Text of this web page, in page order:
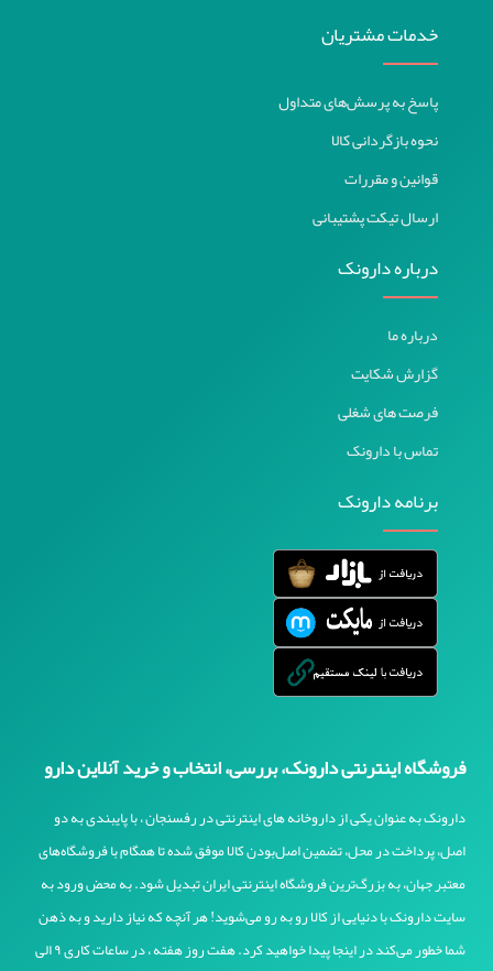
خدمات مشتریان
پاسخ به پرسش‌های متداول
نحوه بازگردانی کالا
قوانین و مقررات
ارسال تیکت پشتیبانی
درباره دارونک
درباره ما
گزارش شکایت
فرصت های شغلی
تماس با دارونک
برنامه دارونک
فروشگاه اینترنتی دارونک، بررسی، انتخاب و خرید آنلاین دارو
دارونک به عنوان یکی از داروخانه های اینترنتی در رفسنجان ، با پایبندی به دو
اصل، پرداخت در محل، تضمین اصل‌بودن کالا موفق شده تا همگام با فروشگاه‌های
معتبر جهان، به بزرگ‌ترین فروشگاه اینترنتی ایران تبدیل شود. به محض ورود به
سایت دارونک با دنیایی از کالا رو به رو می‌شوید! هر آنچه که نیاز دارید و به ذهن
شما خطور می‌کند در اینجا پیدا خواهید کرد. هفت روز هفته ، در ساعات کاری ۹ الی